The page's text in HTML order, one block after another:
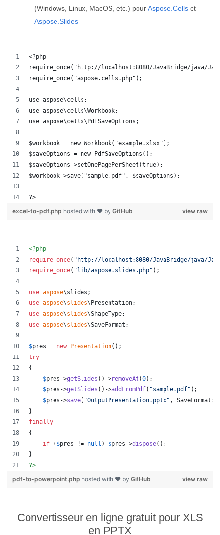
(Windows, Linux, MacOS, etc.) pourAspose.Cells et
Aspose.Slides
<?php
require_once("http://localhost:8080/JavaBridge/java/
require_once("aspose.cells.php");
use aspose\cells;
use aspose\cells\Workbook;
use aspose\cells\PdfSaveOptions;
$workbook = new Workbook("example.xlsx");
$saveOptions = new PdfSaveOptions();
$saveOptions->setOnePagePerSheet(true);
$workbook->save("sample.pdf", $saveOptions);
?>
view raw
excel-to-pdf.php hosted with ❤ by GitHub
<?php
require_once( " http://localhost:8080/JavaBridge/java/
require_once( " lib/aspose.slides.php" );
use aspose\slides ;
use aspose\slides\ Presentation;
use aspose\slides\ShapeType;
use aspose\slides\SaveFormat ;
$pres = new Presentation();
try
{
$pres ->getSlides ()->removeAt (0);
$pres ->getSlides ()->addFromPdf( "sample.pdf" );
$pres ->save( "OutputPresentation.pptx" ,
}
finally
{
if ( $pres != null ) $pres ->dispose();
}
?>
view raw
pdf-to-powerpoint.php hosted with ❤ by GitHub
Convertisseur en ligne gratuit pour XLS
en PPTX